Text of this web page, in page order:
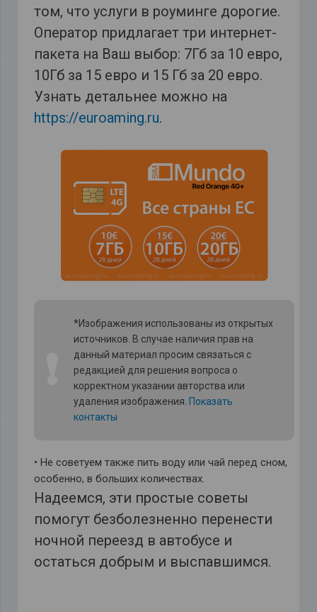
том, что услуги в роуминге дорогие.
Оператор придлагает три интернет-
пакета на Ваш выбор: 7Гб за 10 евро,
10Гб за 15 евро и 15 Гб за 20 евро.
Узнать детальнее можно на
https://euroaming.ru.
*Изображения использованы из открытых
источников. В случае наличия прав на
данный материал просим связаться с
редакцией для решения вопроса о
корректном указании авторства или
удаления изображения. Показать
контакты
• Не советуем также пить воду или чай перед сном,
особенно, в больших количествах.
Надеемся, эти простые советы
помогут безболезненно перенести
ночной переезд в автобусе и
остаться добрым и выспавшимся.